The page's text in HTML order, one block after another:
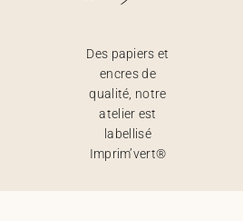
Des papiers et
encres de
qualité, notre
atelier est
labellisé
Imprim’vert®